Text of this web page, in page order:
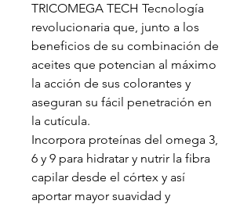
TRICOMEGA TECH Tecnología
revolucionaria que, junto a los
beneficios de su combinación de
aceites que potencian al máximo
la acción de sus colorantes y
aseguran su fácil penetración en
la cutícula.
Incorpora proteínas del omega 3,
6 y 9 para hidratar y nutrir la fibra
capilar desde el córtex y así
aportar mayor suavidad y